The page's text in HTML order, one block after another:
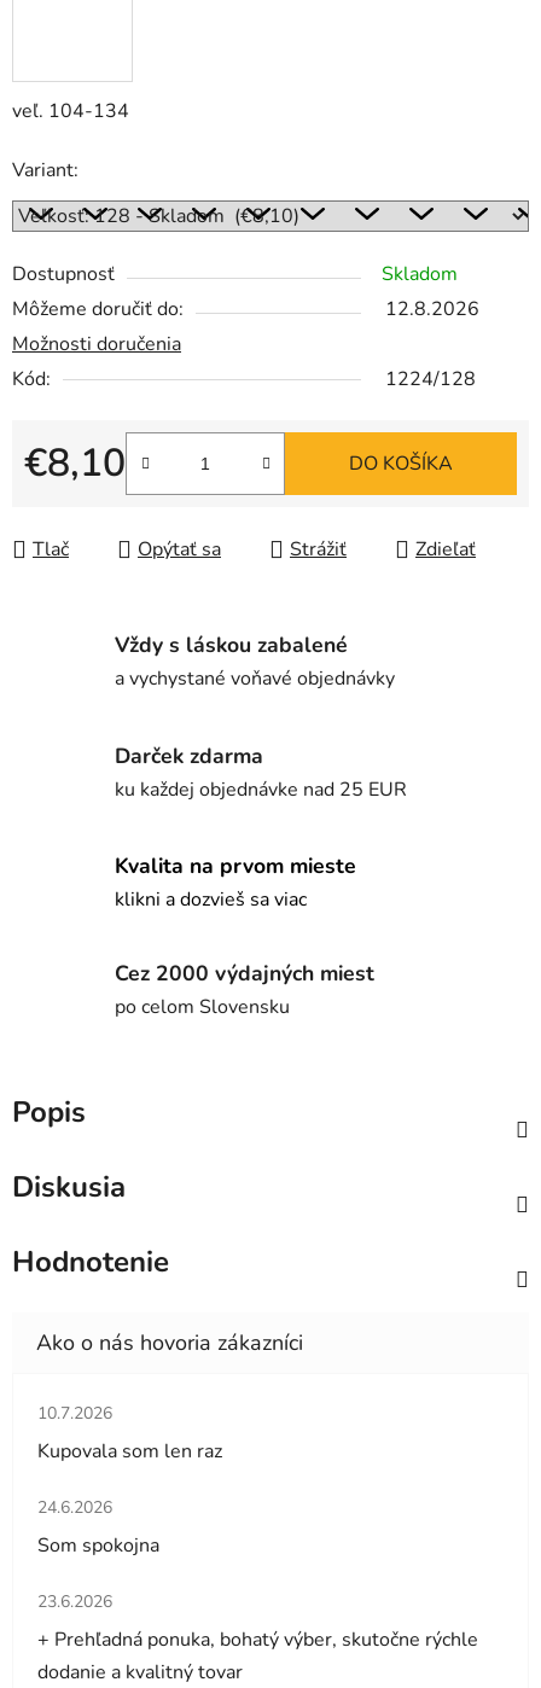
veľ. 104-134
Variant:
Dostupnosť
Skladom
Môžeme doručiť do:
12.8.2026
Možnosti doručenia
Kód:
1224/128
€8,10
Jednotková cena:
DO KOŠÍKA
Tlač Opýtať sa Strážiť Zdieľať
Vždy s láskou zabalené
a vychystané voňavé objednávky
Darček zdarma
ku každej objednávke nad 25 EUR
Kvalita na prvom mieste
klikni a dozvieš sa viac
Cez 2000 výdajných miest
po celom Slovensku
Popis
Diskusia
Hodnotenie
Hodnotenie obchodu je 5 z 5 hviezdičiek.
10.7.2026
Kupovala som len raz
Hodnotenie obchodu je 5 z 5 hviezdičiek.
24.6.2026
Som spokojna
Hodnotenie obchodu je 5 z 5 hviezdičiek.
23.6.2026
+ Prehľadná ponuka, bohatý výber, skutočne rýchle
dodanie a kvalitný tovar